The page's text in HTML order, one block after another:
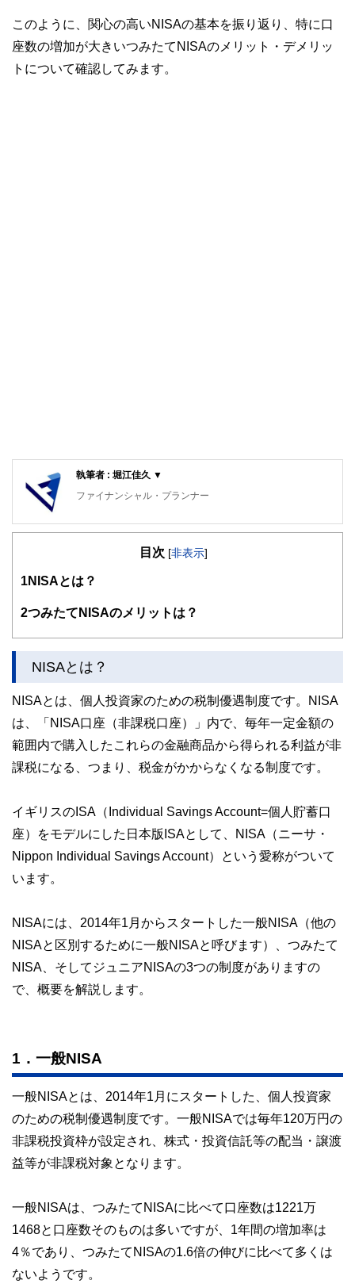
このように、関心の高いNISAの基本を振り返り、特に口
座数の増加が大きいつみたてNISAのメリット・デメリッ
トについて確認してみます。
執筆者 : 堀江佳久 ▼
ファイナンシャル・プランナー
中小企業診断士
理科系サラリーマン部長。趣味が貯金であり、株・FX・仮
場でお金に関することをアドバイスすることをライフワーク
目次 [非表示]
1 NISAとは？
2つみたてNISAのメリットは？
NISAとは？
NISAとは、個人投資家のための税制優遇制度です。NISA
は、「NISA口座（非課税口座）」内で、毎年一定金額の
範囲内で購入したこれらの金融商品から得られる利益が非
課税になる、つまり、税金がかからなくなる制度です。
イギリスのISA（Individual Savings Account=個人貯蓄口
座）をモデルにした日本版ISAとして、NISA（ニーサ・
Nippon Individual Savings Account）という愛称がついて
います。
NISAには、2014年1月からスタートした一般NISA（他の
NISAと区別するために一般NISAと呼びます）、つみたて
NISA、そしてジュニアNISAの3つの制度がありますの
で、概要を解説します。
1．一般NISA
一般NISAとは、2014年1月にスタートした、個人投資家
のための税制優遇制度です。一般NISAでは毎年120万円の
非課税投資枠が設定され、株式・投資信託等の配当・譲渡
益等が非課税対象となります。
一般NISAは、つみたてNISAに比べて口座数は1221万
1468と口座数そのものは多いですが、1年間の増加率は
4％であり、つみたてNISAの1.6倍の伸びに比べて多くは
ないようです。